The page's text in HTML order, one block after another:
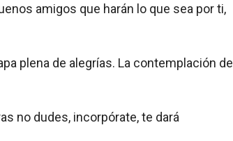
amigos que harán lo que sea por ti,
plena de alegrías. La contemplación de
no dudes, incorpórate, te dará